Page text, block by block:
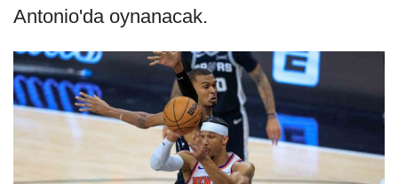
Antonio'da oynanacak.